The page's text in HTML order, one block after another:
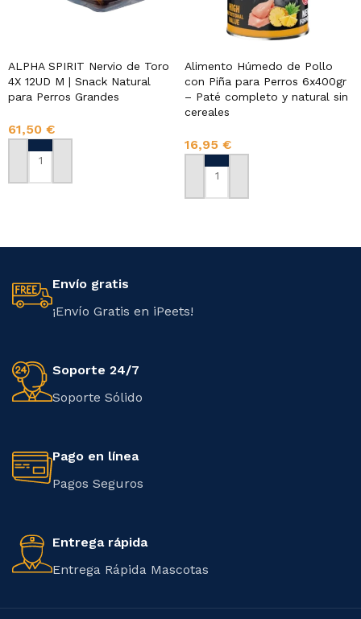
ALPHA SPIRIT Nervio de Toro
4X 12UD M | Snack Natural
para Perros Grandes
61,50 €
AÑADIR AL CARRITO
Alimento Húmedo de Pollo
con Piña para Perros 6x400gr
– Paté completo y natural sin
cereales
16,95 €
AÑADIR AL CARRITO
Envío gratis
¡Envío Gratis en iPeets!
Soporte 24/7
Soporte Sólido
Pago en línea
Pagos Seguros
Entrega rápida
Entrega Rápida Mascotas